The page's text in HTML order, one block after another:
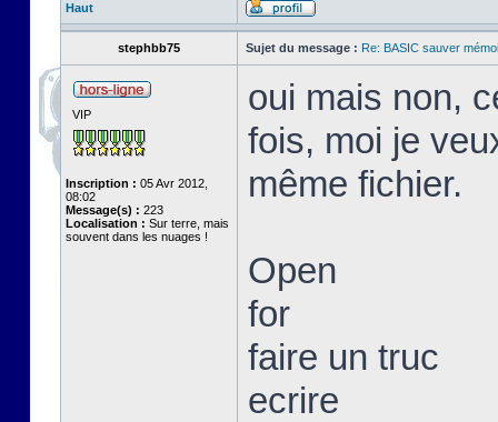
Haut
stephbb75 Sujet du message : Re: BASIC sauver
VIP
Inscription : 05 Avr 2012,
08:02
Message(s) : 223
Localisation : Sur terre, mais
souvent dans les nuages !
oui mais non,
fois, moi je
même fichier.
Open
for
faire un truc
ecrire